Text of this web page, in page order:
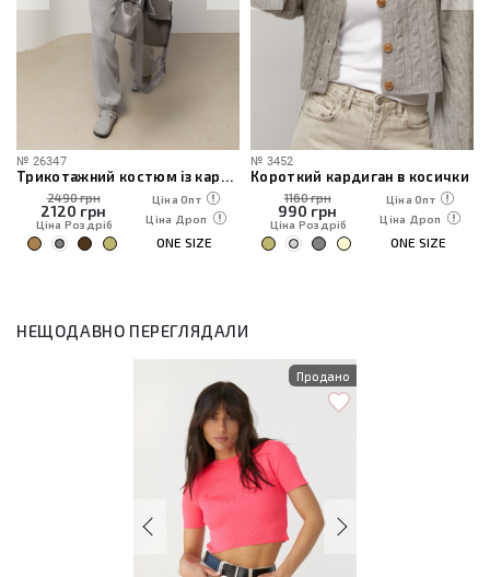
№ 26347
Трикотажний костюм із кардиганом, топом та штанами
2490 грн
2120 грн
Ціна Роздріб
Ціна Опт
Ціна Дроп
ONE SIZE
№ 3452
Короткий кардиган в косички
1160 грн
990 грн
Ціна Роздріб
Ціна Опт
Ціна Дроп
ONE SIZE
НЕЩОДАВНО ПЕРЕГЛЯДАЛИ
Продано